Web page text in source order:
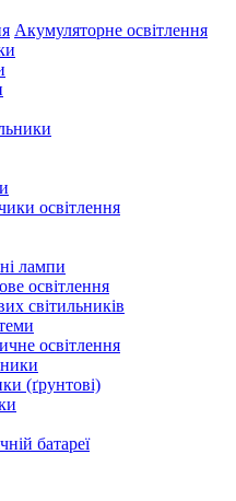
Акумуляторне освітлення
освітлення
лампи
освітлення
світильників
освітлення
(ґрунтові)
батареї